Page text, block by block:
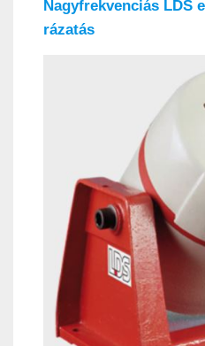
Nagyfrekvenciás LDS
rázatás